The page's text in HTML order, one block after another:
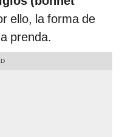
ello, la forma de
prenda.